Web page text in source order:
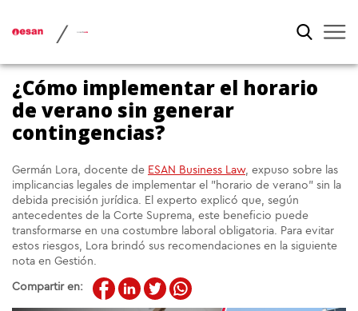
/
¿Cómo implementar el horario
de verano sin generar
contingencias?
Germán Lora, docente de ESAN Business Law, expuso sobre las
implicancias legales de implementar el "horario de verano" sin la
debida precisión jurídica. El experto explicó que, según
antecedentes de la Corte Suprema, este beneficio puede
transformarse en una costumbre laboral obligatoria. Para evitar
estos riesgos, Lora brindó sus recomendaciones en la siguiente
nota en Gestión.
Compartir en: